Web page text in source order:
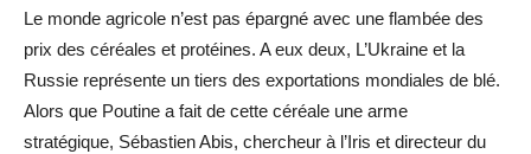
Le monde agricole n’est pas épargné avec une flambée des
prix des céréales et protéines. A eux deux, L’Ukraine et la
Russie représente un tiers des exportations mondiales de blé.
Alors que Poutine a fait de cette céréale une arme
stratégique, Sébastien Abis, chercheur à l’Iris et directeur du